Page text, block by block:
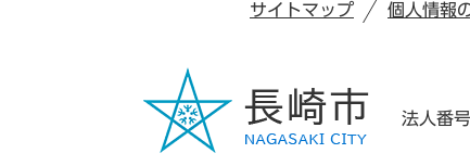
サイトマップ 個人情報
法人番